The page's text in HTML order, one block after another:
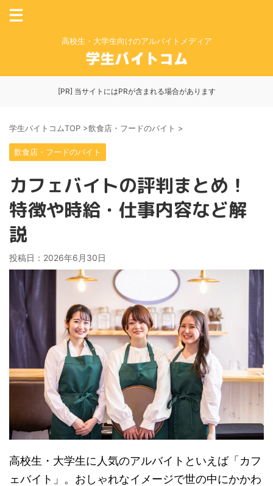
高校生・大学生向けのアルバイトメディア
[PR] 当サイトにはPRが含まれる場合があります
学生バイトコムTOP >飲食店・フードのバイト >
飲食店・フードのバイト
カフェバイトの評判まとめ！
特徴や時給・仕事内容など解
説
投稿日： 2026年6月30日
高校生・大学生に人気のアルバイトといえば「カフ
ェバイト」。おしゃれなイメージで世の中にかかわ